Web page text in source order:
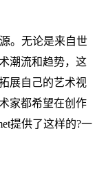
。无论是来自世
潮流和趋势，这
展自己的艺术视
家都希望在创作
提供了这样的?一